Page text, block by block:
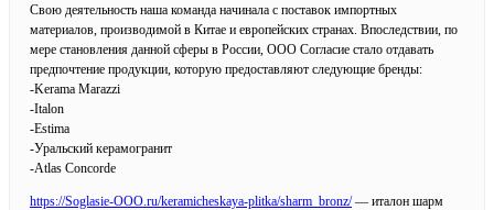
Свою деятельность наша команда начинала с поставок импортных
материалов, производимой в Китае и европейских странах. Впоследствии, по
мере становления данной сферы в России, ООО Согласие стало отдавать
предпочтение продукции, которую предоставляют следующие бренды:
-Kerama Marazzi
-Italon
-Estima
-Уральский керамогранит
-Atlas Concorde
https://Soglasie-OOO.ru/keramicheskaya-plitka/sharm_bronz/— италон шарм